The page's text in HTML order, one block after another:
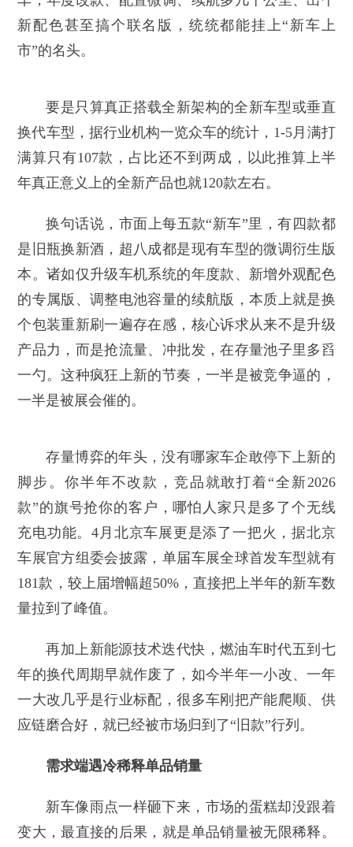
新配色甚至搞个联名版，统统都能挂上“新车上
市”的名头。
要是只算真正搭载全新架构的全新车型或垂直
换代车型，据行业机构一览众车的统计，1-5月满打
满算只有107款，占比还不到两成，以此推算上半
年真正意义上的全新产品也就120款左右。
换句话说，市面上每五款“新车”里，有四款都
是旧瓶换新酒，超八成都是现有车型的微调衍生版
本。诸如仅升级车机系统的年度款、新增外观配色
的专属版、调整电池容量的续航版，本质上就是换
个包装重新刷一遍存在感，核心诉求从来不是升级
产品力，而是抢流量、冲批发，在存量池子里多舀
一勺。这种疯狂上新的节奏，一半是被竞争逼的，
一半是被展会催的。
存量博弈的年头，没有哪家车企敢停下上新的
脚步。你半年不改款，竞品就敢打着“全新2026
款”的旗号抢你的客户，哪怕人家只是多了个无线
充电功能。4月北京车展更是添了一把火，据北京
车展官方组委会披露，单届车展全球首发车型就有
181款，较上届增幅超50%，直接把上半年的新车数
量拉到了峰值。
再加上新能源技术迭代快，燃油车时代五到七
年的换代周期早就作废了，如今半年一小改、一年
一大改几乎是行业标配，很多车刚把产能爬顺、供
应链磨合好，就已经被市场归到了“旧款”行列。
需求端遇冷稀释单品销量
新车像雨点一样砸下来，市场的蛋糕却没跟着
变大，最直接的后果，就是单品销量被无限稀释。